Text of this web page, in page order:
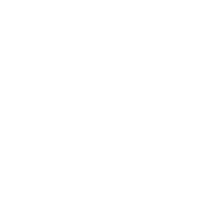
page au carnet de voyage ?